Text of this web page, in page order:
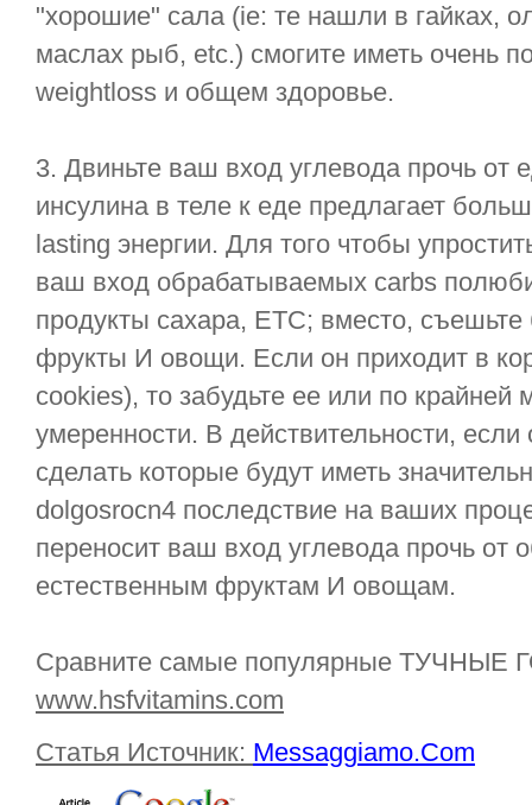
"хорошие" сала (ie: те нашли в гайках,
маслах рыб, etc.) смогите иметь очень
weightloss и общем здоровье.
3. Двиньте ваш вход углевода прочь от
инсулина в теле к еде предлагает
lasting энергии. Для того чтобы
ваш вход обрабатываемых carbs
продукты сахара, ETC; вместо,
фрукты И овощи. Если он приходит в
cookies), то забудьте ее или по крайней
умеренности. В действительности,
сделать которые будут иметь
dolgosrocn4 последствие на ваших
переносит ваш вход углевода прочь от
естественным фруктам И овощам.
Сравните самые популярные ТУЧНЫЕ
www.hsfvitamins.com
Статья Источник: Messaggiamo.Com